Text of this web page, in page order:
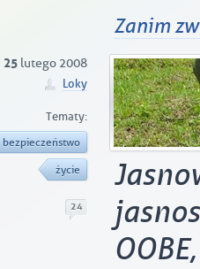
Zanim
25 lutego 2008
Loky
Tematy:
bezpieczeństwo
życie
24